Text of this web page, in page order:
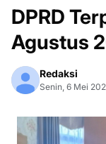
DPRD
Agustus
Redaksi
Senin, 6 Mei